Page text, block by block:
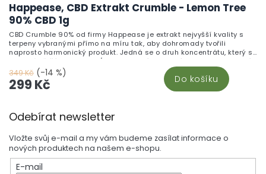
Happease, CBD Extrakt Crumble - Lemon Tree
90% CBD 1g
349 Kč (-14 %)
299 Kč Do košíku
CBD Crumble 90% od firmy Happease je extrakt nejvyšší kvality s
terpeny vybranými přímo na míru tak, aby dohromady tvořili
naprosto harmonický produkt. Jedná se o druh koncentrátu, který se
podobá většímu krystalu/vosku a není tak tvrdý, jak by se na první
pohled zdálo. Lemon Tree Objevte osvěžující závan se směsí
Lemon Tree. Super Lemon Haze sativa-dominantní hybrid, vytvořený
křížením Lemon Skunk a Super Silver Haze, nabízí pronikavé
interagují s tělesnými kanabinoidními receptory, zejména s CB2
receptorem.
Odebírat newsletter
Vložte svůj e-mail a my vám budeme zasílat informace o
nových produktech na našem e-shopu.
E-mail